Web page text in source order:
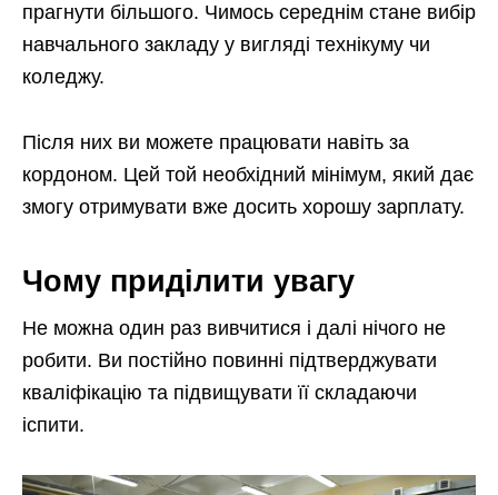
прагнути більшого. Чимось середнім стане вибір
навчального закладу у вигляді технікуму чи
коледжу.
Після них ви можете працювати навіть за
кордоном. Цей той необхідний мінімум, який дає
змогу отримувати вже досить хорошу зарплату.
Чому приділити увагу
Не можна один раз вивчитися і далі нічого не
робити. Ви постійно повинні підтверджувати
кваліфікацію та підвищувати її складаючи
іспити.